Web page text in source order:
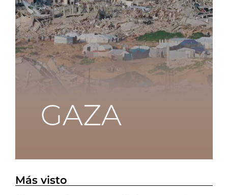
Más visto